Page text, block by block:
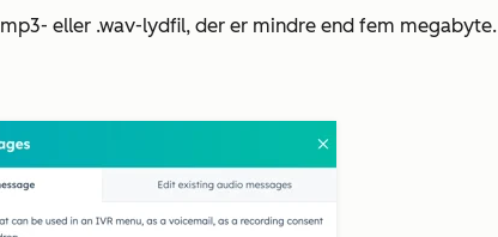
eller .wav-lydfil, der er mindre end fem megabyte.